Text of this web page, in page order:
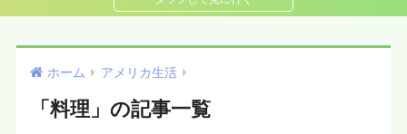
ホーム アメリカ生活
「料理」の記事一覧